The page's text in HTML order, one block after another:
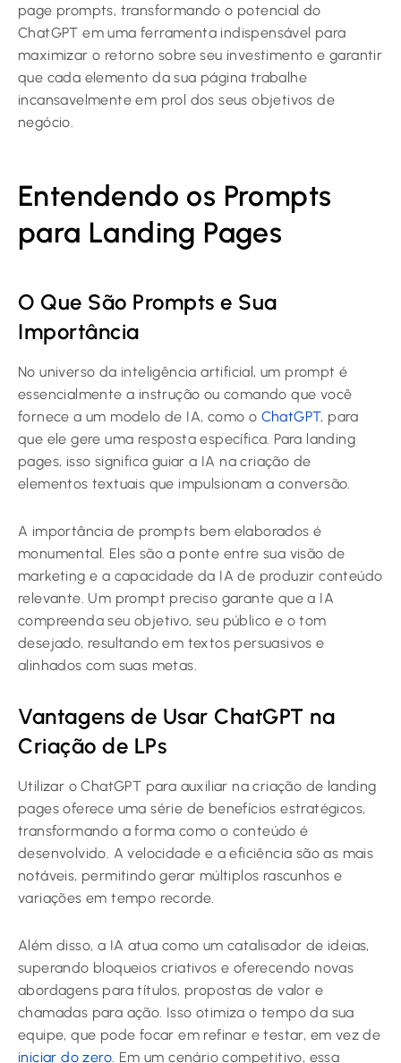
page prompts, transformando o potencial do
ChatGPT em uma ferramenta indispensável para
maximizar o retorno sobre seu investimento e garantir
que cada elemento da sua página trabalhe
incansavelmente em prol dos seus objetivos de
negócio.
Entendendo os Prompts
para Landing Pages
O Que São Prompts e Sua
Importância
No universo da inteligência artificial, um prompt é
essencialmente a instrução ou comando que você
fornece a um modelo de IA, como o ChatGPT, para
que ele gere uma resposta específica. Para landing
pages, isso significa guiar a IA na criação de
elementos textuais que impulsionam a conversão.
A importância de prompts bem elaborados é
monumental. Eles são a ponte entre sua visão de
marketing e a capacidade da IA de produzir conteúdo
relevante. Um prompt preciso garante que a IA
compreenda seu objetivo, seu público e o tom
desejado, resultando em textos persuasivos e
alinhados com suas metas.
Vantagens de Usar ChatGPT na
Criação de LPs
Utilizar o ChatGPT para auxiliar na criação de landing
pages oferece uma série de benefícios estratégicos,
transformando a forma como o conteúdo é
desenvolvido. A velocidade e a eficiência são as mais
notáveis, permitindo gerar múltiplos rascunhos e
variações em tempo recorde.
Além disso, a IA atua como um catalisador de ideias,
superando bloqueios criativos e oferecendo novas
abordagens para títulos, propostas de valor e
chamadas para ação. Isso otimiza o tempo da sua
equipe, que pode focar em refinar e testar, em vez de
iniciar do zero . Em um cenário competitivo, essa